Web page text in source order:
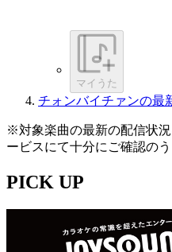
マイうた
チォンバイチァンの最
※対象楽曲の最新の配信状
ービスにて十分にご確認の
PICK UP